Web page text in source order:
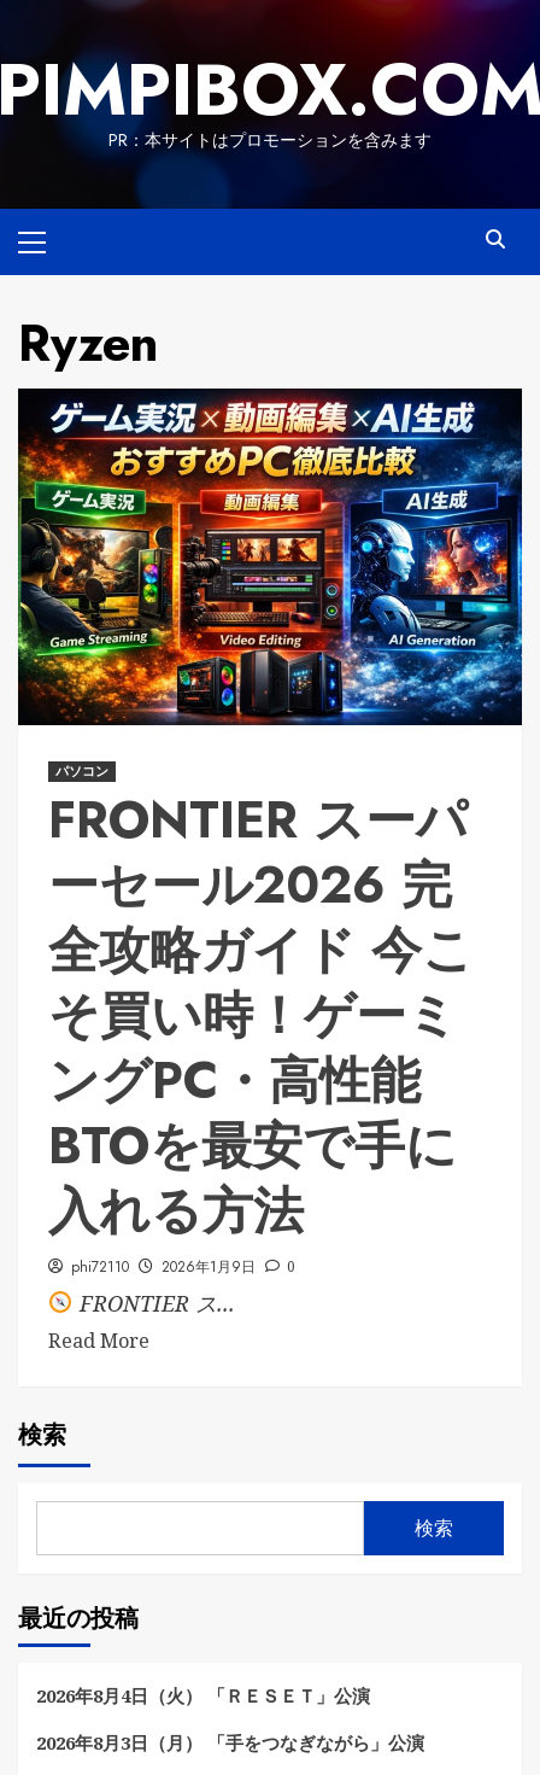
content
PR：本サイトはプロモーションを含みます
Menu
Ryzen
パソコン
FRONTIER スーパ
ーセール2026 完
全攻略ガイド 今こ
そ買い時！ゲーミ
ングPC・高性能
BTOを最安で手に
入れる方法
phi72110 2026年1月9日 0
FRONTIER ス...
Read More
検索
検索
最近の投稿
2026年8月4日（火） 「ＲＥＳＥＴ」公演
2026年8月3日（月） 「手をつなぎながら」公演